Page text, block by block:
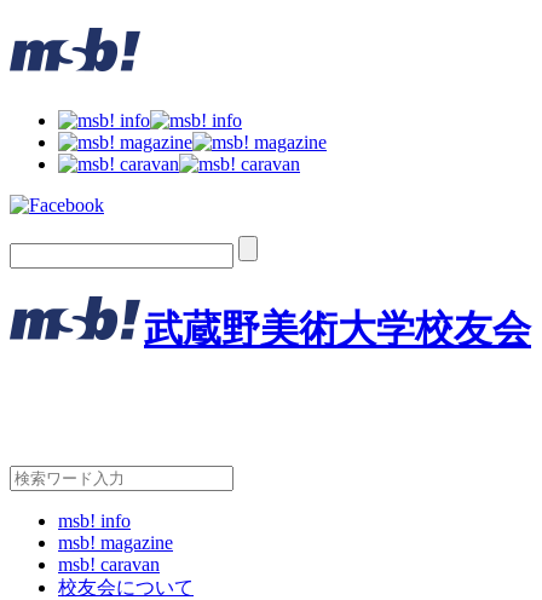
武蔵野美術大学校友会
msb! info
msb! magazine
msb! caravan
校友会について